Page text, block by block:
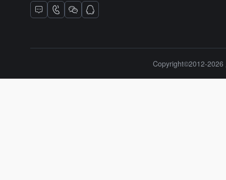
Copyright©2012-2026